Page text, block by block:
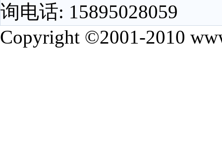
询电话: 15895028059
Copyright ©2001-2010